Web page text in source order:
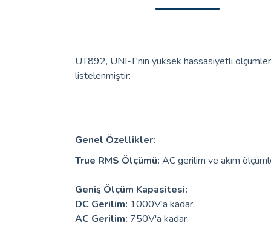
UT892, UNI-T'nin yüksek hassasiyetli
listelenmiştir:​
Genel Özellikler:
True RMS Ölçümü: AC gerilim ve akım
Geniş Ölçüm Kapasitesi:
DC Gerilim: 1000V'a kadar.
AC Gerilim: 750V'a kadar.